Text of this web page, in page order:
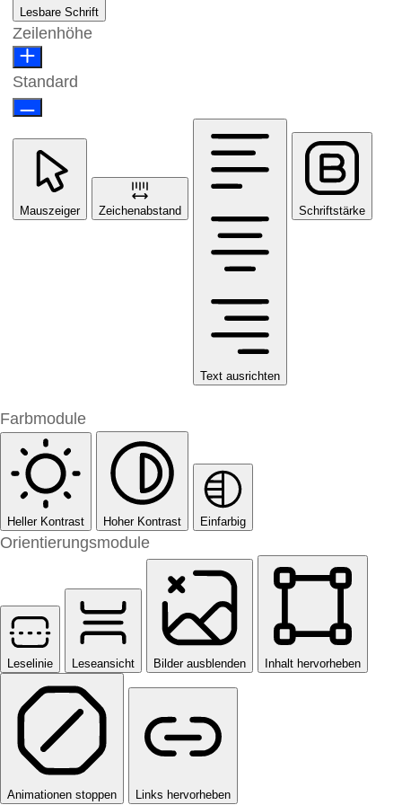
Lesbare Schrift
Zeilenhöhe
Standard
Mauszeiger Zeichenabstand
Text ausrichten
Schriftstärke
Farbmodule
Heller Kontrast Hoher Kontrast Einfarbig
Orientierungsmodule
Leselinie Leseansicht Bilder ausblenden Inhalt hervorheben
Animationen stoppen Links hervorheben